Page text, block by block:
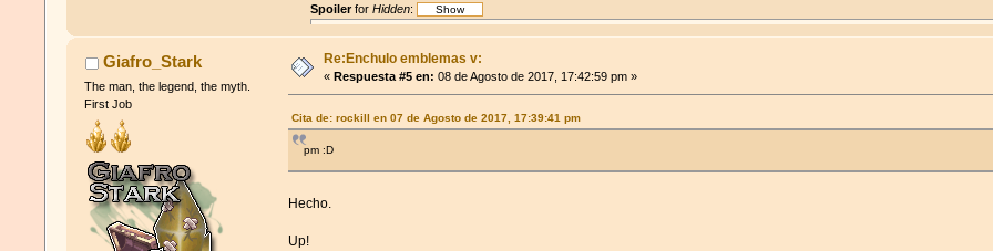
Spoilerfor Hidden:
Giafro_Stark
The man, the legend, the myth.
First Job
Re:Enchulo emblemas v:
« Respuesta #5 en: 08 de Agosto de 2017, 17:42:59 pm »
Cita de: rockill en 07 de Agosto de 2017, 17:39:41 pm
pm :D
Hecho.
Up!